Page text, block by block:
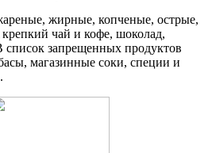
жирные, копченые, острые,
чай и кофе, шоколад,
список запрещенных продуктов
магазинные соки, специи и